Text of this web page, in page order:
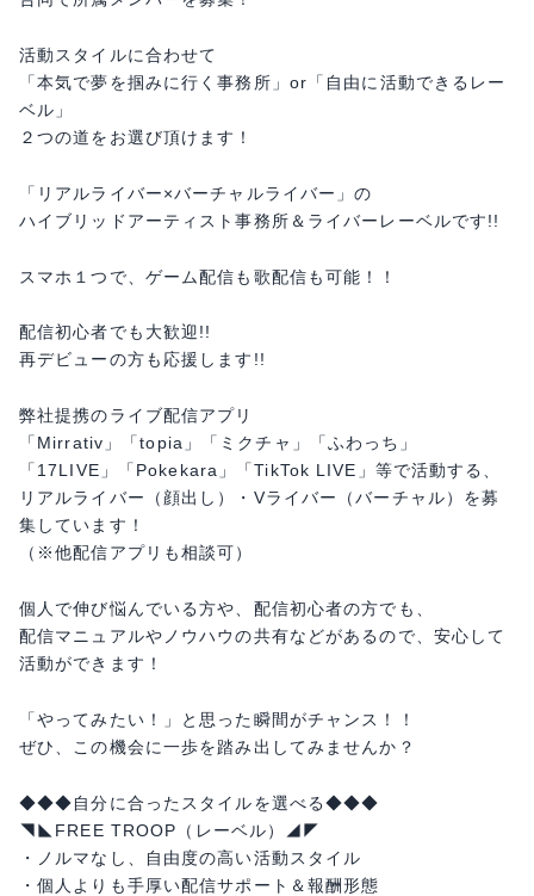
活動スタイルに合わせて
「本気で夢を掴みに行く事務所」or「自由に活動できるレー
ベル」
２つの道をお選び頂けます！
「リアルライバー×バーチャルライバー」の
ハイブリッドアーティスト事務所＆ライバーレーベルです!!
スマホ１つで、ゲーム配信も歌配信も可能！！
配信初心者でも大歓迎!!
再デビューの方も応援します!!
弊社提携のライブ配信アプリ
「Mirrativ」「topia」「ミクチャ」「ふわっち」
「17LIVE」「Pokekara」「TikTok LIVE」等で活動する、
リアルライバー（顔出し）・Vライバー（バーチャル）を募
集しています！
（※他配信アプリも相談可）
個人で伸び悩んでいる方や、配信初心者の方でも、
配信マニュアルやノウハウの共有などがあるので、安心して
活動ができます！
「やってみたい！」と思った瞬間がチャンス！！
ぜひ、この機会に一歩を踏み出してみませんか？
◆◆◆自分に合ったスタイルを選べる◆◆◆
◥◣FREE TROOP（レーベル）◢◤
・ノルマなし、自由度の高い活動スタイル
・個人よりも手厚い配信サポート＆報酬形態